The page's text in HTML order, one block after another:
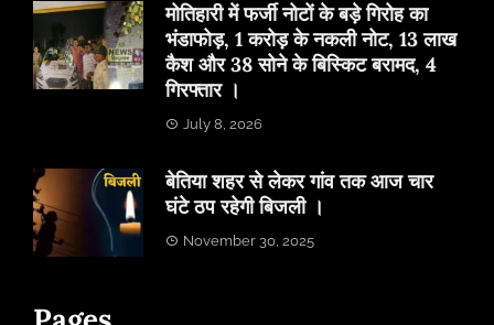
मोतिहारी में फर्जी नोटों के बड़े गिरोह का
भंडाफोड़, 1 करोड़ के नकली नोट, 13 लाख
कैश और 38 सोने के बिस्किट बरामद, 4
गिरफ्तार ।
July 8, 2026
बेतिया शहर से लेकर गांव तक आज चार
घंटे ठप रहेगी बिजली ।
November 30, 2025